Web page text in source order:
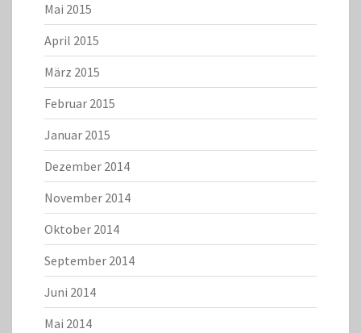
Mai 2015
April 2015
März 2015
Februar 2015
Januar 2015
Dezember 2014
November 2014
Oktober 2014
September 2014
Juni 2014
Mai 2014